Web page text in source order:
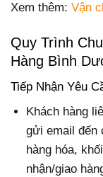
Xem thêm: Vận
Quy Trình
Hàng Bình
Tiếp Nhận Yêu
Khách hàng
gửi email đến
hàng hóa,
nhận/giao